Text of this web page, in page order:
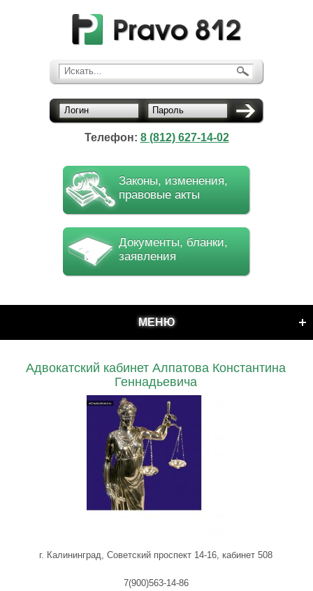
Искать...
Логин Пароль
Телефон: 8 (812) 627-14-02
Законы, изменения,
правовые акты
Документы, бланки,
заявления
МЕНЮ
Адвокатский кабинет Алпатова Константина
Геннадьевича
г. Калининград, Советский проспект 14-16, кабинет 508
7(900)563-14-86